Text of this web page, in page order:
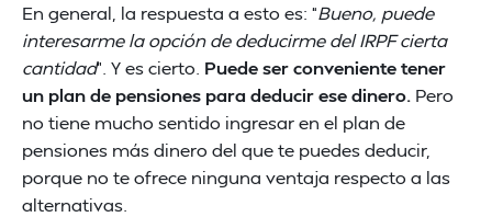
En general, la respuesta a esto es: “Bueno, puede
interesarme la opción de deducirme del IRPF cierta
cantidad”. Y es cierto. Puede ser conveniente tener
un plan de pensiones para deducir ese dinero. Pero
no tiene mucho sentido ingresar en el plan de
pensiones más dinero del que te puedes deducir,
porque no te ofrece ninguna ventaja respecto a las
alternativas.